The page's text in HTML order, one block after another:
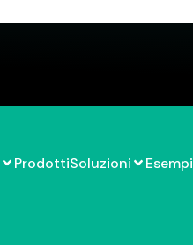
ProdottiSoluzioni Esempi